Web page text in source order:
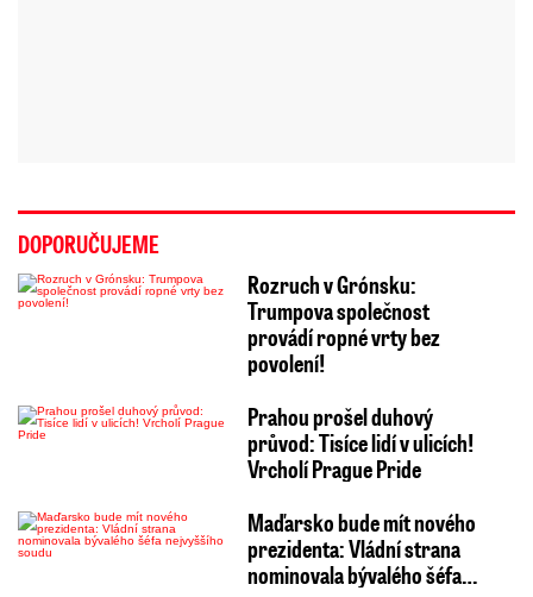
DOPORUČUJEME
Rozruch v Grónsku:
Trumpova společnost
provádí ropné vrty bez
povolení!
Prahou prošel duhový
průvod: Tisíce lidí v ulicích!
Vrcholí Prague Pride
Maďarsko bude mít nového
prezidenta: Vládní strana
nominovala bývalého šéfa…